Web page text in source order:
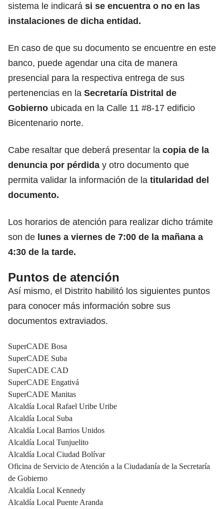
sistema le indicará si se encuentra o no en las
instalaciones de dicha entidad.
En caso de que su documento se encuentre en este
banco, puede agendar una cita de manera
presencial para la respectiva entrega de sus
pertenencias en la Secretaría Distrital de
Gobierno ubicada en la Calle 11 #8-17 edificio
Bicentenario norte.
Cabe resaltar que deberá presentar la copia de la
denuncia por pérdida y otro documento que
permita validar la información de la titularidad del
documento.
Los horarios de atención para realizar dicho trámite
son de lunes a viernes de 7:00 de la mañana a
4:30 de la tarde.
Puntos de atención
Así mismo, el Distrito habilitó los siguientes puntos
para conocer más información sobre sus
documentos extraviados.
SuperCADE Bosa
SuperCADE Suba
SuperCADE CAD
SuperCADE Engativá
SuperCADE Manitas
Alcaldía Local Rafael Uribe Uribe
Alcaldía Local Suba
Alcaldía Local Barrios Unidos
Alcaldía Local Tunjuelito
Alcaldía Local Ciudad Bolívar
Oficina de Servicio de Atención a la Ciudadanía de la Secretaría
de Gobierno
Alcaldía Local Kennedy
Alcaldía Local Puente Aranda